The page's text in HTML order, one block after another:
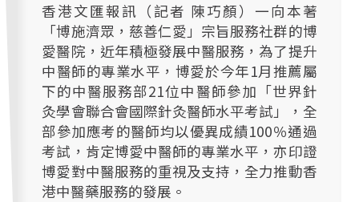
香港文匯報訊（記者 陳巧顏）一向本著
「博施濟眾，慈善仁愛」宗旨服務社群的博
愛醫院，近年積極發展中醫服務，為了提升
中醫師的專業水平，博愛於今年1月推薦屬
下的中醫服務部21位中醫師參加「世界針
灸學會聯合會國際針灸醫師水平考試」，全
部參加應考的醫師均以優異成績100％通過
考試，肯定博愛中醫師的專業水平，亦印證
博愛對中醫服務的重視及支持，全力推動香
港中醫藥服務的發展。